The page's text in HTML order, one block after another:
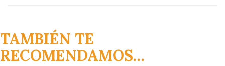
TAMBIÉN TE
RECOMENDAMOS…